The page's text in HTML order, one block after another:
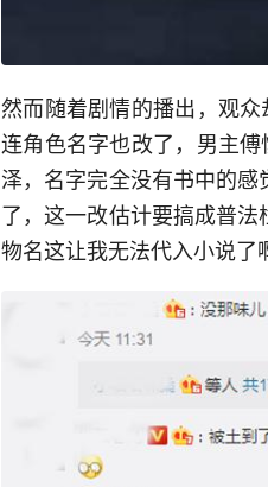
然而随着剧情的播出，观
连角色名字也改了，男主
泽，名字完全没有书中的
了，这一改估计要搞成普法
物名这让我无法代入小说了